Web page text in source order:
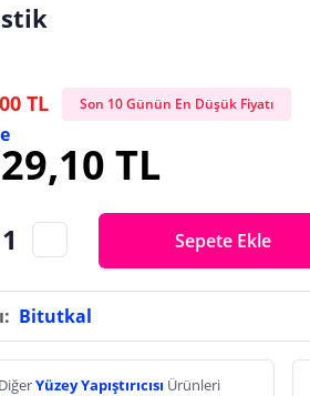
TL Son 10 Günün En Düşük Fiyatı
TL
Sepete Ekle
Bitutkal
DiğerYüzey Yapıştırıcısı Ürünleri